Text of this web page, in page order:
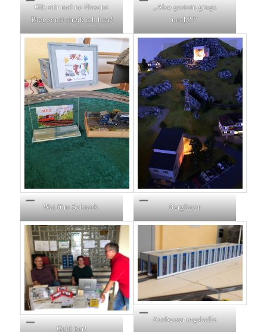
Gib mir mal ne Flasche
Bier, sonst streik ich hier!
„Also gestern gings
noch?!“
Wat fürn Schrank. Bergfeuer
Geld her!
Ausbesserungshalle